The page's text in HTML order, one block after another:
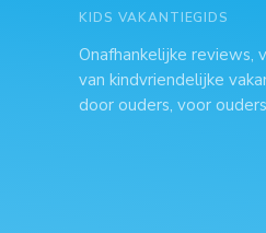
KIDS VAKANTIEGIDS
Onafhankelijke reviews,
van kindvriendelijke
door ouders, voor